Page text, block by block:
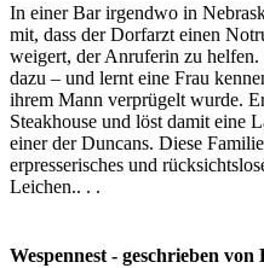
In einer Bar irgendwo in
mit, dass der Dorfarzt einen
weigert, der Anruferin zu
dazu – und lernt eine Frau
ihrem Mann verprügelt wurde.
Steakhouse und löst damit eine
einer der Duncans. Diese
erpresserisches und
Leichen.. . .
Wespennest - geschrieben von